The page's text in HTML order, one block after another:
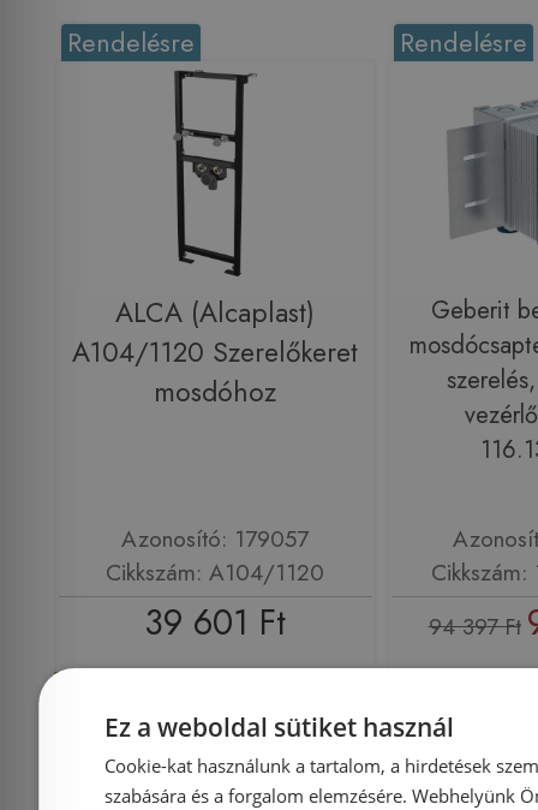
Rendelésre
ALCA (Alcaplast)
A104/1120 Szerelőkeret
mosdóhoz
Azonosító: 179057
Cikkszám: A104/1120
39 601 Ft
Rendelésre
Geberit
94 397 Ft
-3%
Rendelésre Rendelésre
Ez a weboldal sütiket használ
Cookie-kat használunk a tartalom, a hirdetések
szabására és a forgalom elemzésére. Webhelyünk